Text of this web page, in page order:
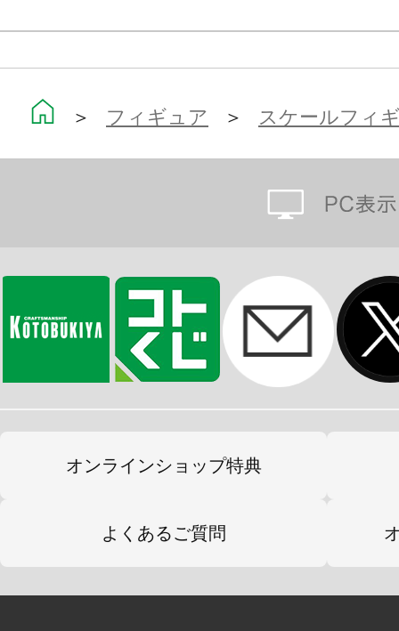
＞ フィギュア ＞ スケールフィ
オンラインショップ特典
よくあるご質問